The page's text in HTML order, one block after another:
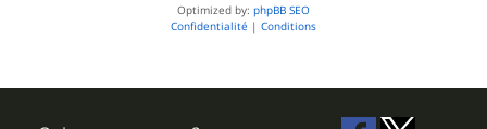
Optimized by: phpBB SEO
Confidentialité | Conditions